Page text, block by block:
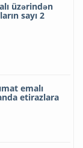
üzərindən
sayı 2
emalı
etirazlara